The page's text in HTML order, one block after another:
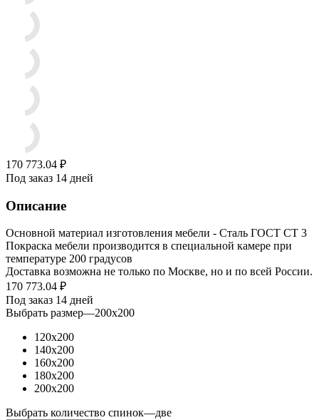
170 773.04 ₽
Под заказ 14 дней
Описание
Основной материал изготовления мебели - Сталь ГОСТ СТ 3
Покраска мебели производится в специальной камере при
температуре 200 градусов
Доставка возможна не только по Москве, но и по всей России.
170 773.04 ₽
Под заказ 14 дней
Выбрать размер—200x200
120x200
140x200
160x200
180x200
200x200
Выбрать количество спинок—две